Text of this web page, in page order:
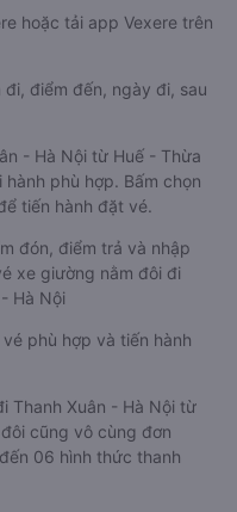
hoặc tải app Vexere trên
điểm đến, ngày đi, sau
- Hà Nội từ Huế - Thừa
phù hợp. Bấm chọn
tiến hành đặt vé.
đón, điểm trả và nhập
xe giường nằm đôi đi
Hà Nội
phù hợp và tiến hành
Thanh Xuân - Hà Nội từ
cũng vô cùng đơn
06 hình thức thanh